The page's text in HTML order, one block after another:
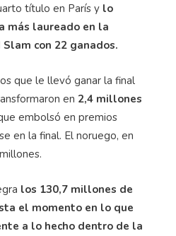
título en París y lo
más laureado en la
con 22 ganados.
que le llevó ganar la final
en 2,4 millones
embolsó en premios
en la final. El noruego, en
los 130,7 millones de
el momento en lo que
a lo hecho dentro de la